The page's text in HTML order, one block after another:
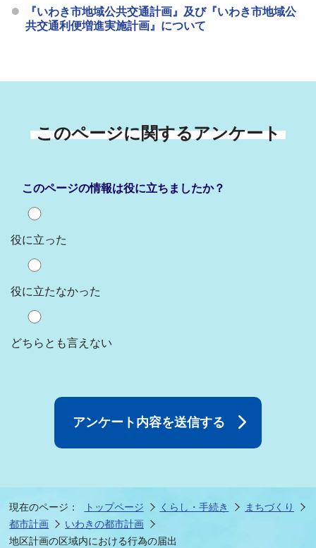
『いわき市地域公共交通計画』及び『いわき市地域公
共交通利便増進実施計画』について
このページに関するアンケート
このページの情報は役に立ちましたか？
役に立った
役に立たなかった
どちらとも言えない
現在のページ： トップページ くらし・手続き
まちづくり
都市計画
いわきの都市計画
地区計画の区域内における行為の届出